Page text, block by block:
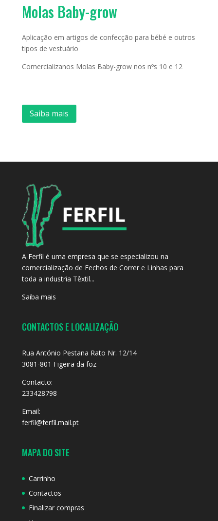
Molas Baby-grow
Aplicação em artigos de confecção para bébé e outros
tipos de vestuário
Comercializanos Molas Baby-grow nos nºs 10 e 12
Saiba mais
A Ferfil é uma empresa que se especializou na
comercialização de Fechos de Correr e Linhas para
toda a industria Têxtil...
Saiba mais
CONTACTOS E LOCALIZAÇÃO
Rua António Pestana Rato Nr. 12/14
3081-801 Figeira da foz
Contacto:
233428798
Email:
ferfil@ferfil.mail.pt
MAPA DO SITE
Carrinho
Contactos
Finalizar compras